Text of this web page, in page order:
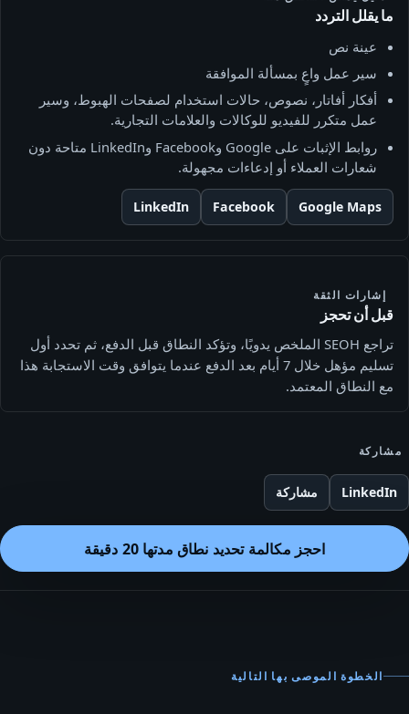
ما يقلل التردد
عينة نص
سير عمل واعٍ بمسألة الموافقة
أفكار أفاتار، نصوص، حالات استخدام لصفحات الهبوط، وسير
عمل متكرر للفيديو للوكالات والعلامات التجارية.
روابط الإثبات على Google وFacebook وLinkedIn متاحة دون
شعارات العملاء أو إدعاءات مجهولة.
Google Maps
Facebook
LinkedIn
إشارات الثقة
قبل أن تحجز
تراجع SEOH الملخص يدويًا، وتؤكد النطاق قبل الدفع، ثم تحدد أول
تسليم مؤهل خلال 7 أيام بعد الدفع عندما يتوافق وقت الاستجابة هذا
مع النطاق المعتمد.
مشاركة
LinkedIn مشاركة
احجز مكالمة تحديد نطاق مدتها 20 دقيقة
الخطوة الموصى بها التالية